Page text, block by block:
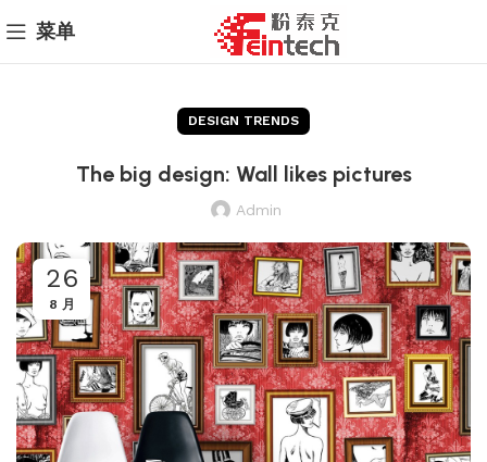
菜单
DESIGN TRENDS
The big design: Wall likes pictures
Admin
26
8 月